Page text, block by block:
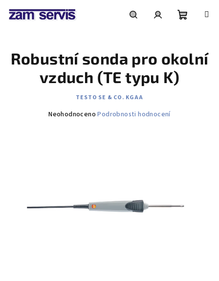
košík
Robustní sonda pro okolní
vzduch (TE typu K)
TESTO SE & CO. KGAA
Průměrné
Neohodnoceno Podrobnosti hodnocení